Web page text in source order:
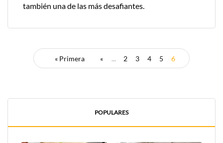
también una de las más desafiantes.
« Primera « ... 2 3 4 5 6
POPULARES